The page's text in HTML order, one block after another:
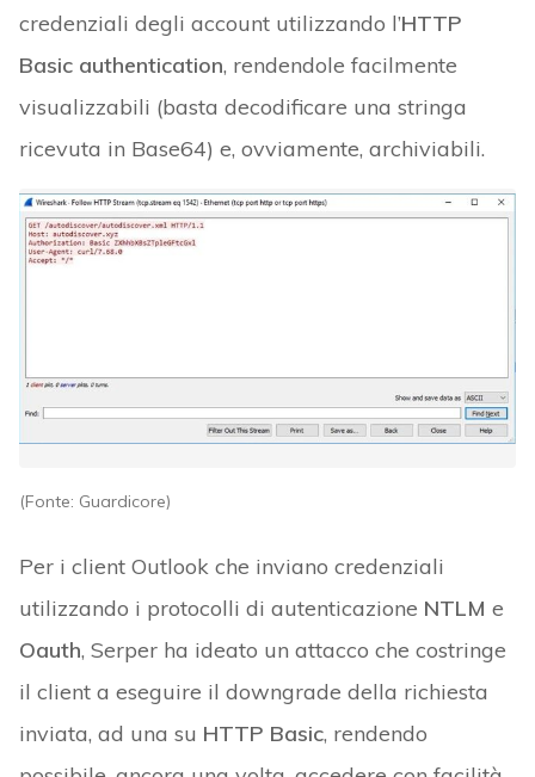
credenziali degli account utilizzando l’HTTP
Basic authentication, rendendole facilmente
visualizzabili (basta decodificare una stringa
ricevuta in Base64) e, ovviamente, archiviabili.
(Fonte: Guardicore)
Per i client Outlook che inviano credenziali
utilizzando i protocolli di autenticazione NTLM e
Oauth, Serper ha ideato un attacco che costringe
il client a eseguire il downgrade della richiesta
inviata, ad una su HTTP Basic, rendendo